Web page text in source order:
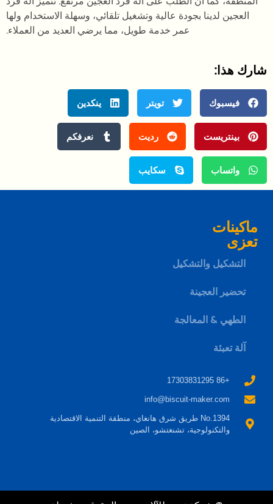
العجين لدينا بجودة عالية وتشغيل تلقائي، وسهلة الاستخدام ولها
عمر خدمة طويل، مما يرضي العديد من العملاء.
شارك هذا:
فيسبوك تويتر ينكدين
بينتريست رديت نعرفكم
واتساب سكايب
ماكينات
تعزى
التشكيل والتشكيل
تحضير العجينة
الطهي & المعالجة
آلة تعبئة
+86 17303831295
info@biscuit-maker.com
No.1394 طريق شرق هانغاي، منطقة التنمية الاقتصادية
والتكنولوجية، تشنغتشو، الصين